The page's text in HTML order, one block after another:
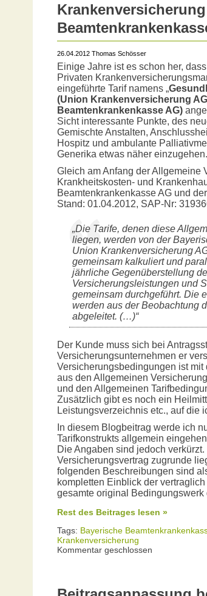
26.04.2012 Thomas Schösser
Einige Jahre ist es schon her,
Privaten
eingeführte Tarif namens „
(Union Krankenversicherung
Beamtenkrankenkasse AG)
Sicht interessante Punkte, des
Gemischte Anstalten,
Hospitz und ambulante
Generika etwas näher einzugehen.
Gleich am Anfang der Allgemeine
Krankheitskosten- und
Beamtenkrankenkasse AG und
Stand: 01.04.2012, SAP-Nr:
„Die Tarife, denen diese
liegen, werden von der
Union Krankenversicherung
gemeinsam kalkuliert und
jährliche Gegenüberstellung
Versicherungsleistungen und
gemeinsam durchgeführt. Die
werden aus der Beobachtung
abgeleitet. (…)“
Der Kunde muss sich bei
Versicherungsunternehmen er
Versicherungsbedingungen ist
aus den Allgemeinen
und den Allgemeinen
Zusätzlich gibt es noch ein
Leistungsverzeichnis etc., auf die
In diesem Blogbeitrag werde ich
Tarifkonstrukts allgemein
Die Angaben sind jedoch
Versicherungsvertrag zugrunde
folgenden Beschreibungen sind
kompletten Einblick der
gesamte original Bedingungswerk
Rest des Beitrages lesen »
Tags: Bayerische
Krankenversicherung
Kommentar geschlossen